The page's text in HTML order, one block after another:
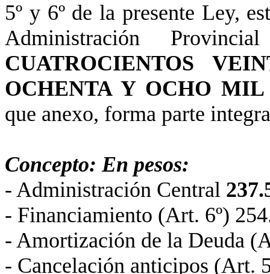
5º y 6º de la presente Ley,
Administración Provincial
CUATROCIENTOS
OCHENTA Y OCHO MIL
que anexo, forma parte
Concepto: En pesos:
- Administración Central
- Financiamiento (Art. 6º)
- Amortización de la Deuda
- Cancelación anticipos (Art.